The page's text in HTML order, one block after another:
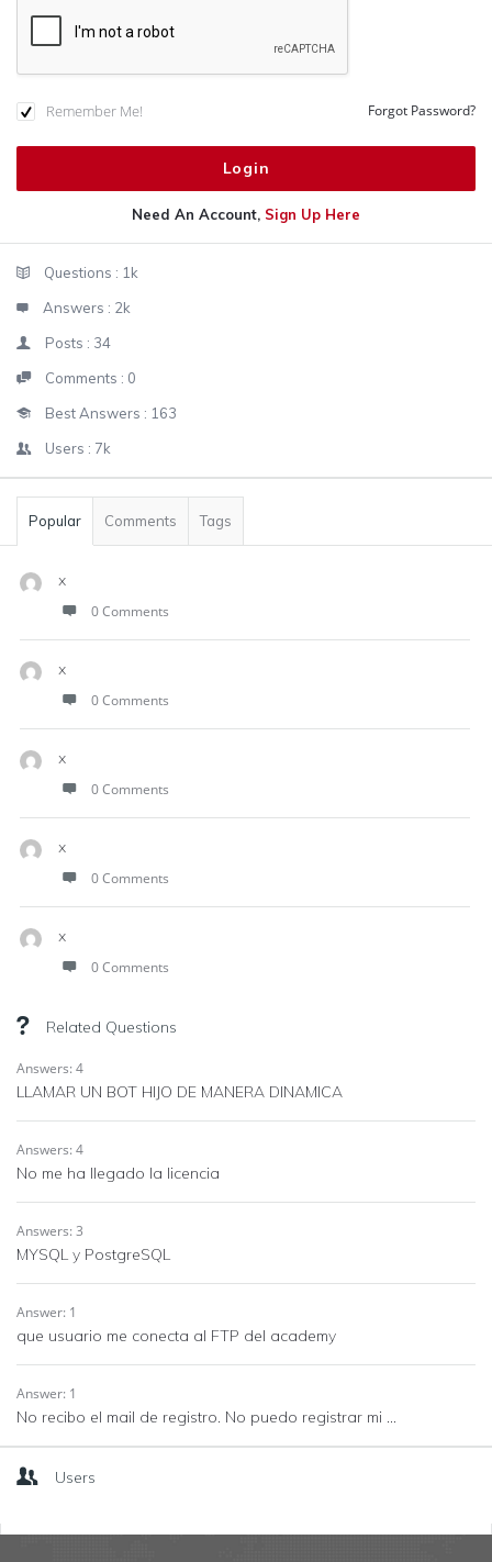
Remember Me! Forgot Password?
Need An Account, Sign Up Here
StatsQuestions : 1k
Answers : 2k
Posts : 34
Comments : 0
Best Answers : 163
Users : 7k
Popular Comments Tags
x
0 Comments
x
0 Comments
x
0 Comments
x
0 Comments
x
0 Comments
Related Questions
Answers: 4
LLAMAR UN BOT HIJO DE MANERA DINAMICA
Answers: 4
No me ha llegado la licencia
Answers: 3
MYSQL y PostgreSQL
Answer: 1
que usuario me conecta al FTP del academy
Answer: 1
No recibo el mail de registro. No puedo registrar mi ...
Users